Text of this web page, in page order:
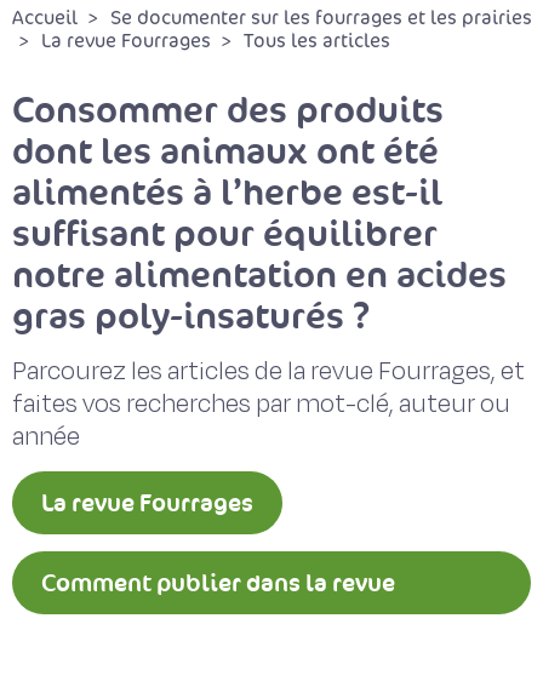
Accueil
Se documenter sur les fourrages et les prairies
La revue Fourrages
Tous les articles
Consommer des produits
dont les animaux ont été
alimentés à l’herbe est-il
suffisant pour équilibrer
notre alimentation en acides
gras poly-insaturés ?
Parcourez les articles de la revue Fourrages, et
faites vos recherches par mot-clé, auteur ou
année
La revue Fourrages
Comment publier dans la revue